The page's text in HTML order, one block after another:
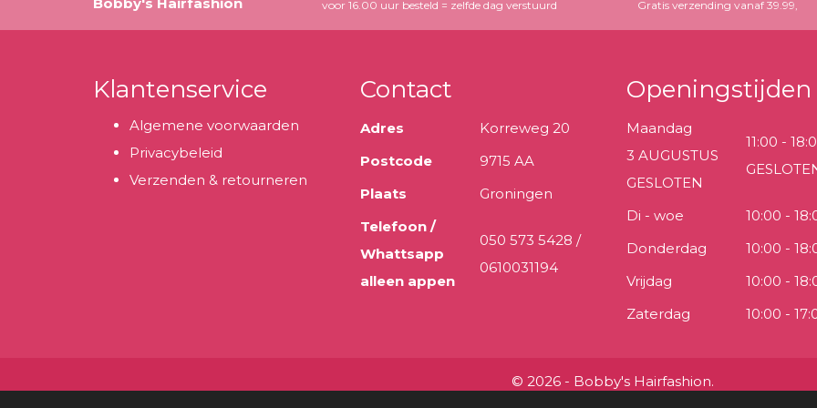
voor 16.00 uur besteld = zelfde dag verstuurd Gratis verzending vanaf 39.99,
Klantenservice
Algemene voorwaarden
Privacybeleid
Verzenden & retourneren
Contact
Adres
Korreweg 20
Postcode
9715 AA
Plaats
Groningen
Telefoon /
Whattsapp
alleen appen
050 573 5428 /
0610031194
Openingstijden
Maandag
3 AUGUSTUS
GESLOTEN
11:00 -
Di - woe
10:00 -
Donderdag
10:00 -
Vrijdag
10:00 -
Zaterdag
10:00 -
© 2026 - Bobby's Hairfashion.